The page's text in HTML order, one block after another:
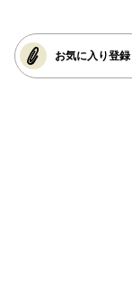
お気に入り登録